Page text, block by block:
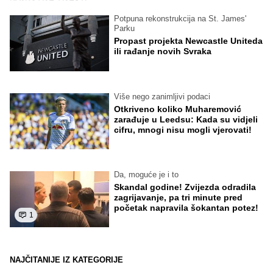
Potpuna rekonstrukcija na St. James'
Parku
Propast projekta Newcastle Uniteda
ili rađanje novih Svraka
Više nego zanimljivi podaci
Otkriveno koliko Muharemović
zarađuje u Leedsu: Kada su vidjeli
cifru, mnogi nisu mogli vjerovati!
1
Da, moguće je i to
Skandal godine! Zvijezda odradila
zagrijavanje, pa tri minute pred
početak napravila šokantan potez!
NAJČITANIJE IZ KATEGORIJE